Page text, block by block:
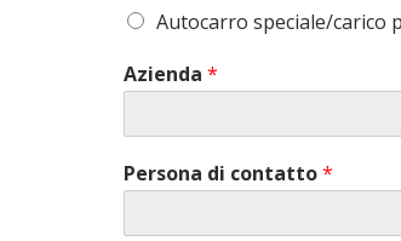
Autocarro speciale/carico
Azienda *
Persona di contatto*